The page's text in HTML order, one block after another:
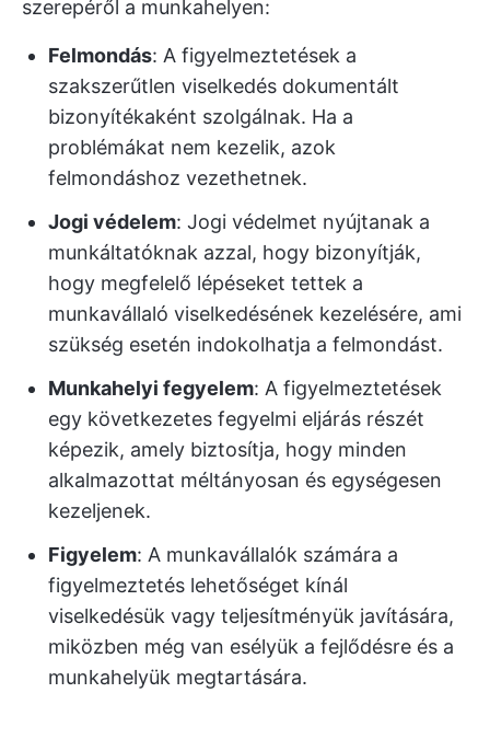
szerepéről a munkahelyen:
Felmondás: A figyelmeztetések a
szakszerűtlen viselkedés dokumentált
bizonyítékaként szolgálnak. Ha a
problémákat nem kezelik, azok
felmondáshoz vezethetnek.
Jogi védelem: Jogi védelmet nyújtanak a
munkáltatóknak azzal, hogy bizonyítják,
hogy megfelelő lépéseket tettek a
munkavállaló viselkedésének kezelésére, ami
szükség esetén indokolhatja a felmondást.
Munkahelyi fegyelem: A figyelmeztetések
egy következetes fegyelmi eljárás részét
képezik, amely biztosítja, hogy minden
alkalmazottat méltányosan és egységesen
kezeljenek.
Figyelem: A munkavállalók számára a
figyelmeztetés lehetőséget kínál
viselkedésük vagy teljesítményük javítására,
miközben még van esélyük a fejlődésre és a
munkahelyük megtartására.